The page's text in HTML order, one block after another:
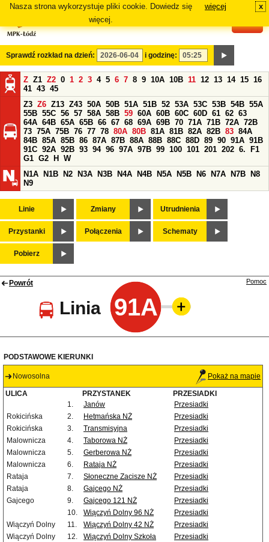
Nasza strona wykorzystuje pliki cookie. Dowiedz się
więcej.
więcej x
Sprawdź rozkład na dzień: i godzinę:
Z Z1 Z2 0 1 2 3 4 5 6 7 8 9 10A 10B 11 12 13 14 15 16
41 43 45
Z3 Z6 Z13 Z43 50A 50B 51A 51B 52 53A 53C 53B 54B 55A
55B 55C 56 57 58A 58B 59 60A 60B 60C 60D 61 62 63
64A 64B 65A 65B 66 67 68 69A 69B 70 71A 71B 72A 72B
73 75A 75B 76 77 78 80A 80B 81A 81B 82A 82B 83 84A
84B 85A 85B 86 87A 87B 88A 88B 88C 88D 89 90 91A 91B
91C 92A 92B 93 94 96 97A 97B 99 100 101 201 202 6.
F1
G1 G2 H
W
N1A
N1B N2 N3A N3B N4A N4B N5A N5B N6 N7A N7B
N8
N9
Linie Zmiany Utrudnienia
Przystanki Połączenia Schematy
Pobierz
Powrót
Linia 91A
Pomoc
PODSTAWOWE KIERUNKI
Nowosolna Pokaż na mapie
ULICA PRZYSTANEK
PRZESIADKI
1.
Janów
Przesiadki
Rokicińska
2. Hetmańska NŻ
Przesiadki
Rokicińska
3. Transmisyjna
Przesiadki
Malownicza
4. Taborowa NŻ
Przesiadki
Malownicza
5. Gerberowa NŻ
Przesiadki
Malownicza
6. Rataja NŻ
Przesiadki
Rataja
7. Słoneczne Zacisze NŻ
Przesiadki
Rataja
8. Gajcego NŻ
Przesiadki
Gajcego
9. Gajcego 121 NŻ
Przesiadki
10.
Wiączyń Dolny 96 NŻ
Przesiadki
Wiączyń Dolny
11. Wiączyń Dolny 42 NŻ
Przesiadki
Wiączyń Dolny
12. Wiączyń Dolny Szkoła
Przesiadki